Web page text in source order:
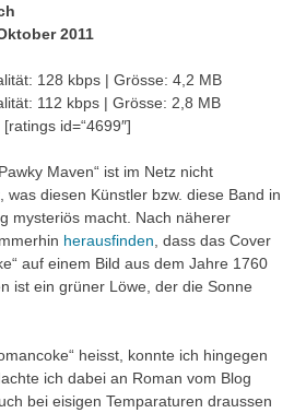
2011
128 kbps | Grösse: 4,2 MB
112 kbps | Grösse: 2,8 MB
id=“4699″]
Maven“ ist im Netz nicht
was diesen Künstler bzw. diese Band in
mysteriös macht. Nach näherer
herausfinden , dass das Cover
auf einem Bild aus dem Jahre 1760
ist ein grüner Löwe, der die Sonne
heisst, konnte ich hingegen
ich dabei an Roman vom Blog
bei eisigen Temparaturen draussen